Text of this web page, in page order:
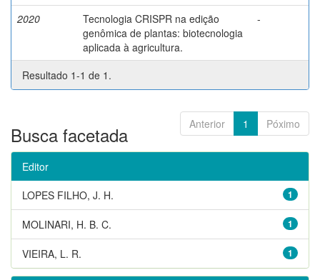
2020
Tecnologia CRISPR na edição
genômica de plantas: biotecnologia
aplicada à agricultura.
-
Resultado 1-1 de 1.
Anterior 1 Póximo
Busca facetada
Editor
1
LOPES FILHO, J. H.
1
MOLINARI, H. B. C.
1
VIEIRA, L. R.